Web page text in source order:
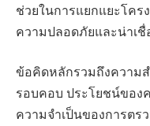
ช่วยในการแยกแยะโค
ความปลอดภัยและน่าเ
ข้อคิดหลักรวมถึงความ
รอบคอบ ประโยชน์ของ
ความจำเป็นของการต